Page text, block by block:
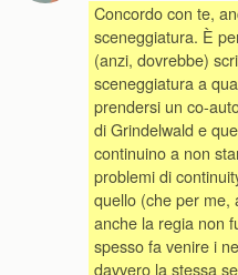
Concordo con te,
sceneggiatura. È
(anzi, dovrebbe)
sceneggiatura a
prendersi un co-
di Grindelwald e
continuino a non
problemi di
quello (che per me,
anche la regia non
spesso fa venire i
davvero la stessa